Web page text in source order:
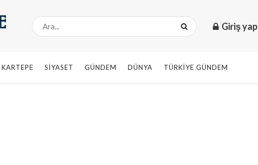
Giriş yap
KARTEPE SIYASET GÜNDEM DÜNYA TÜRKIYE GÜNDEM